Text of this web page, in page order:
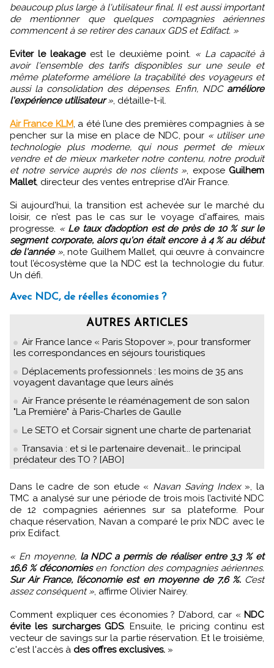
beaucoup plus large à l'utilisateur final. Il est aussi important
de mentionner que quelques compagnies aériennes
commencent à se retirer des canaux GDS et Edifact. »
Eviter le leakageest le deuxième point. « La capacité à
avoir l'ensemble des tarifs disponibles sur une seule et
même plateforme améliore la traçabilité des voyageurs et
aussi la consolidation des dépenses. Enfin, NDC améliore
l'expérience utilisateur», détaille-t-il.
Air France KLM, a été l’une des premières compagnies à se
pencher sur la mise en place de NDC, pour « utiliser une
technologie plus moderne, qui nous permet de mieux
vendre et de mieux marketer notre contenu, notre produit
et notre service auprès de nos clients », expose Guilhem
Mallet, directeur des ventes entreprise d'Air France.
Si aujourd'hui, la transition est achevée sur le marché du
loisir, ce n’est pas le cas sur le voyage d'affaires, mais
progresse. « Le taux d’adoption est de près de 10 % sur le
segment corporate, alors qu'on était encore à 4 % au début
de l'année», note Guilhem Mallet, qui œuvre à convaincre
tout l’écosystème que la NDC est la technologie du futur.
Un défi.
Avec NDC, de réelles économies ?
AUTRES ARTICLES
Air France lance « Paris Stopover », pour transformer
les correspondances en séjours touristiques
Déplacements professionnels : les moins de 35 ans
voyagent davantage que leurs aînés
Air France présente le réaménagement de son salon
"La Première" à Paris-Charles de Gaulle
Le SETO et Corsair signent une charte de partenariat
Transavia : et si le partenaire devenait... le principal
prédateur des TO ? [ABO]
Dans le cadre de son etude « Navan Saving Index», la
TMC a analysé sur une période de trois mois l’activité NDC
de 12 compagnies aériennes sur sa plateforme. Pour
chaque réservation, Navan a comparé le prix NDC avec le
prix Edifact.
« En moyenne, la NDC a permis de réaliser entre 3,3 % et
16,6 % d’économiesen fonction des compagnies aériennes.
Sur Air France, l’économie est en moyenne de 7,6 %.C’est
assez conséquent », affirme Olivier Nairey.
Comment expliquer ces économies ? D’abord, car « NDC
évite les surcharges GDS. Ensuite, le pricing continu est
vecteur de savings sur la partie réservation. Et le troisième,
c'est l'accès à des offres exclusives. »